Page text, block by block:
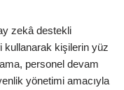
zekâ destekli
kullanarak kişilerin yüz
personel devam
yönetimi amacıyla